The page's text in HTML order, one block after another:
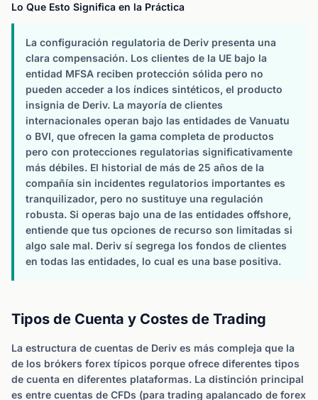
Lo Que Esto Significa en la Práctica
La configuración regulatoria de Deriv presenta una
clara compensación. Los clientes de la UE bajo la
entidad MFSA reciben protección sólida pero no
pueden acceder a los índices sintéticos, el producto
insignia de Deriv. La mayoría de clientes
internacionales operan bajo las entidades de Vanuatu
o BVI, que ofrecen la gama completa de productos
pero con protecciones regulatorias significativamente
más débiles. El historial de más de 25 años de la
compañía sin incidentes regulatorios importantes es
tranquilizador, pero no sustituye una regulación
robusta. Si operas bajo una de las entidades offshore,
entiende que tus opciones de recurso son limitadas si
algo sale mal. Deriv sí segrega los fondos de clientes
en todas las entidades, lo cual es una base positiva.
Tipos de Cuenta y Costes de Trading
La estructura de cuentas de Deriv es más compleja que la
de los brókers forex típicos porque ofrece diferentes tipos
de cuenta en diferentes plataformas. La distinción principal
es entre cuentas de CFDs (para trading apalancado de forex